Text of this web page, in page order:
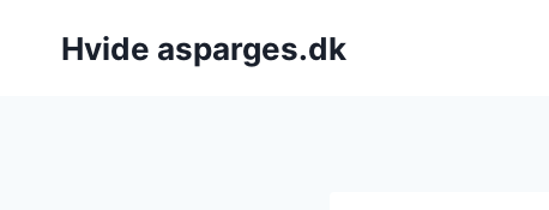
Hvide asparges.dk